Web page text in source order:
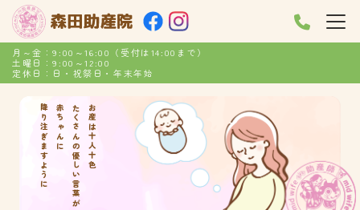
月～金：9:00～16:00（受付は14:00まで）
土曜日：9:00～12:00
定休日：日・祝祭日・年末年始
お産は十人十色
たくさんの優しい言葉が
赤ちゃんに
降り注ぎますように